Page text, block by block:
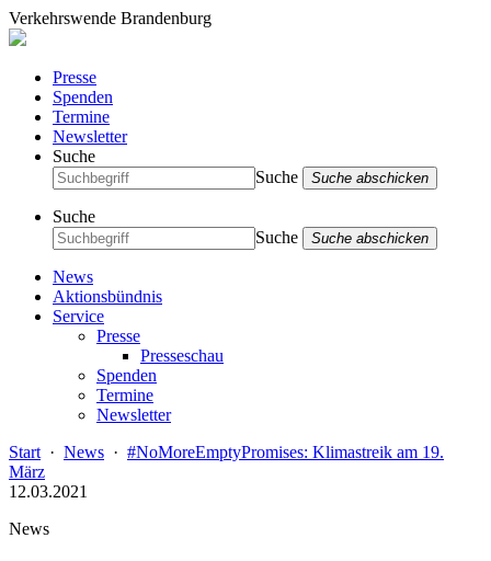
Verkehrswende Brandenburg
Presse
Spenden
Termine
Newsletter
Suche
Suche
Suche abschicken
Suche
Suche
Suche abschicken
News
Aktionsbündnis
Service
Presse
Presseschau
Spenden
Termine
Newsletter
Start · News · #NoMoreEmptyPromises: Klimastreik am 19.
März
12.03.2021
News